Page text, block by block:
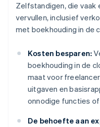
Zelfstandigen, die vaak
vervullen, inclusief
met boekhouding in de
Kosten besparen:
boekhouding in de
maat voor
uitgaven en
onnodige functies
De behoefte aan